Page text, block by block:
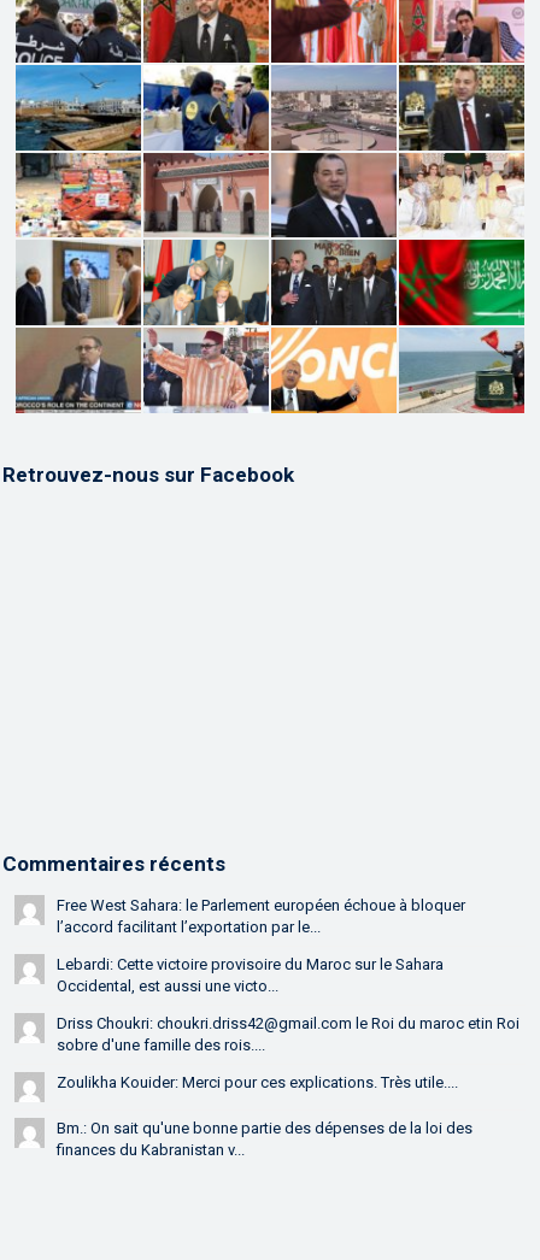
Retrouvez-nous sur Facebook
Commentaires récents
Free West Sahara: le Parlement européen échoue à bloquer
l’accord facilitant l’exportation par le...
Lebardi: Cette victoire provisoire du Maroc sur le Sahara
Occidental, est aussi une victo...
Driss Choukri: choukri.driss42@gmail.com le Roi du maroc etin Roi
sobre d'une famille des rois....
Zoulikha Kouider: Merci pour ces explications. Très utile....
Bm.: On sait qu'une bonne partie des dépenses de la loi des
finances du Kabranistan v...